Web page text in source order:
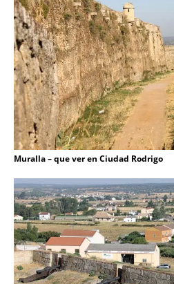
Muralla – que ver en Ciudad Rodrigo